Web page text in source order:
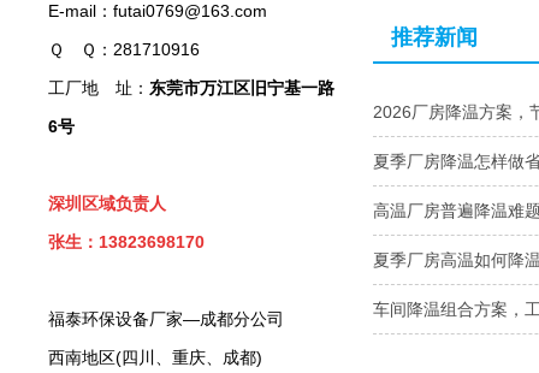
E-mail：futai0769@163.com
Ｑ Ｑ：281710916
工厂地 址： 东莞市万江区旧宁基一路
6号
深圳区域负责人
张生：13823698170
福泰环保设备厂家—成都分公司
西南地区(四川、重庆、成都)
推荐新闻
2026厂房降温方案
夏季厂房降温怎样做
高温厂房普遍降温难
夏季厂房高温如何降
车间降温组合方案，